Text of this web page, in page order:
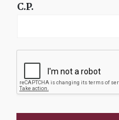
C.P.